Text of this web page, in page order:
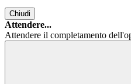
Chiudi
Attendere...
Attendere il completamento